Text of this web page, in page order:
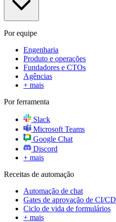
Por equipe
Engenharia
Produto e operações
Fundadores e CTOs
Agências
+ mais
Por ferramenta
Slack
Microsoft Teams
Google Chat
Discord
+ mais
Receitas de automação
Automação de chat
Gates de aprovação de CI/CD
Ciclo de vida de formulários
+ mais